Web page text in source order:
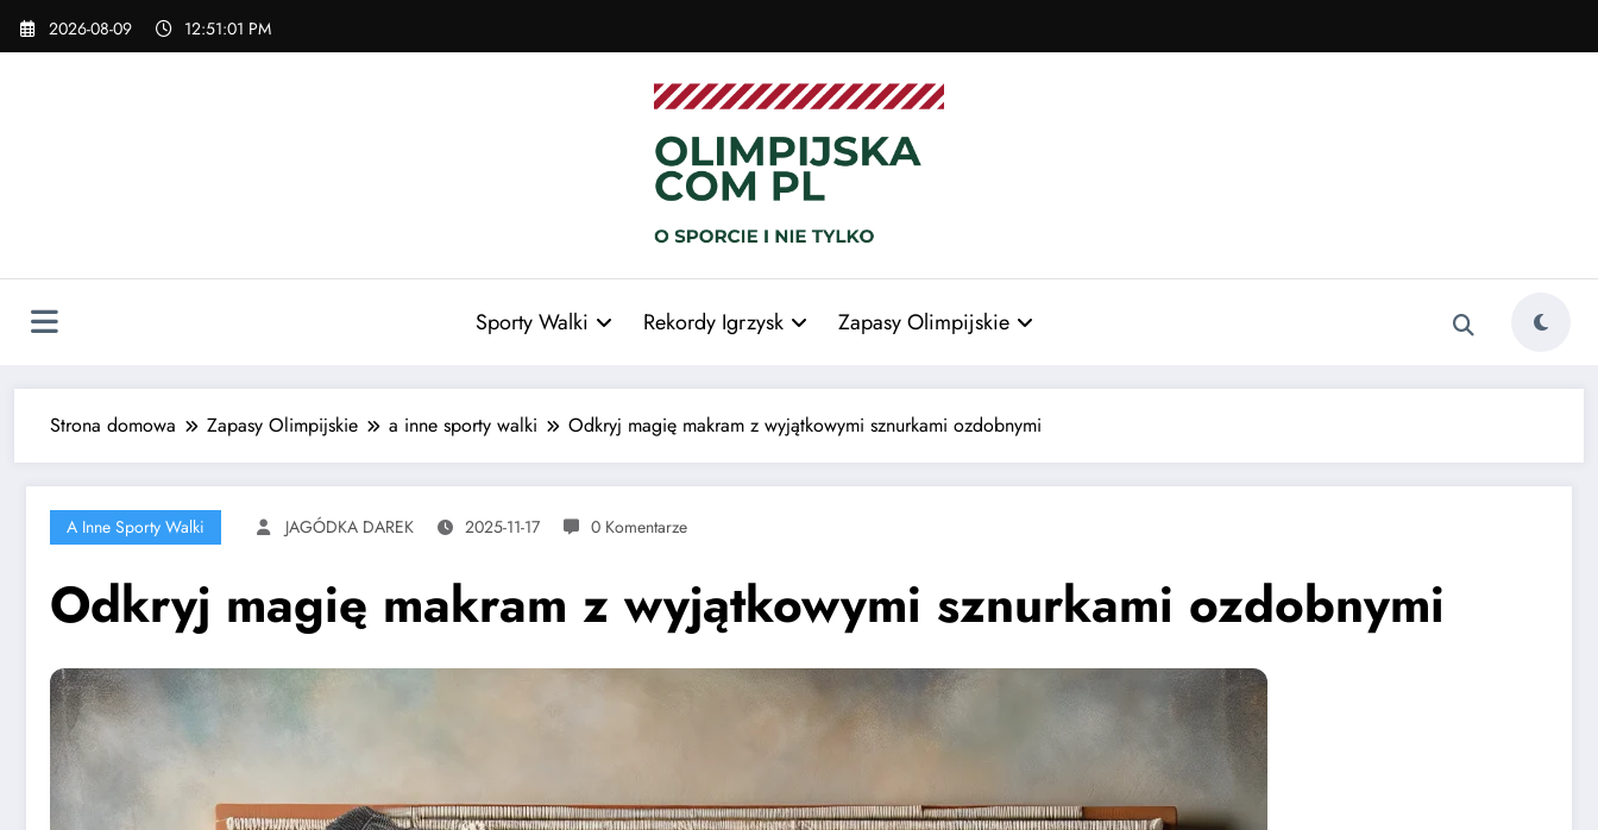
Skip
2026-08-09 12:51:03 PM
Sporty Walki Rekordy Igrzysk Zapasy Olimpijskie
Strona domowa Zapasy Olimpijskie a inne sporty walki Odkryj magię makram z wyjątkowymi sznurkami ozdobnymi
A Inne Sporty Walki JAGÓDKA DAREK 2025-11-17 0 Komentarze
Odkryj magię makram z wyjątkowymi sznurkami ozdobnymi